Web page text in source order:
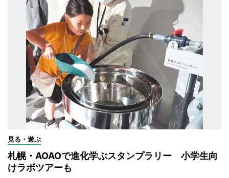
見る・遊ぶ
札幌・AOAOで進化学ぶスタンプラリー 小学生向
けラボツアーも